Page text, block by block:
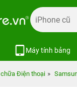
Máy tính bảng
Điện thoại